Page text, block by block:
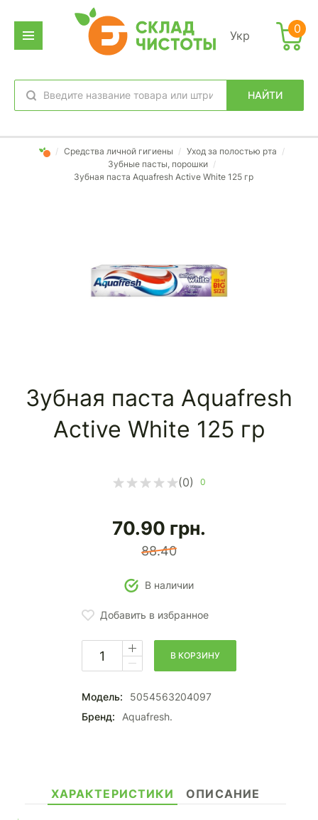
Укр
НАЙТИ
избранное вход
0
/ Средства личной гигиены / Уход за полостью рта /
Зубные пасты, порошки /
Зубная паста Aquafresh Active White 125 гр
Зубная паста Aquafresh
Active White 125 гр
(0) 0
70.90 грн.
88.40
В наличии
Добавить в избранное
В КОРЗИНУ
Модель:
5054563204097
Бренд:
Aquafresh.
ХАРАКТЕРИСТИКИ ОПИСАНИЕ